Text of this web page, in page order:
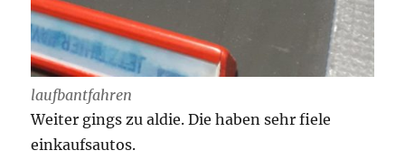
laufbantfahren
Weiter gings zu aldie. Die haben sehr fiele
einkaufsautos.